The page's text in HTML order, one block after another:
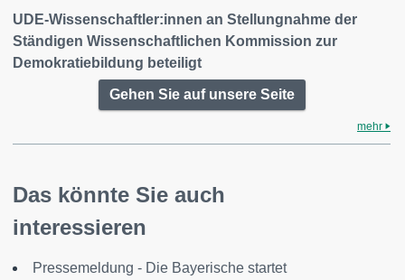
UDE-Wissenschaftler:innen an Stellungnahme der
Ständigen Wissenschaftlichen Kommission zur
Demokratiebildung beteiligt
Gehen Sie auf unsere Seite
mehr
Das könnte Sie auch
interessieren
Pressemeldung - Die Bayerische startet